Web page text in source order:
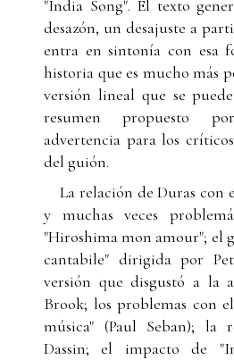
"India Song". El texto
desazón, un desajuste a
entra en sintonía con esa
historia que es mucho más
versión lineal que se
resumen propuesto
advertencia para los
del guión.
La relación de Duras con
y muchas veces
"Hiroshima mon amour"; el
cantabile" dirigida por
versión que disgustó a la
Brook; los problemas con
música" (Paul Seban); la
Dassin; el impacto de